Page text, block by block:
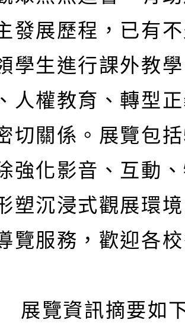
發展歷程，已有
學生進行課外教
人權教育、轉型
切關係。展覽包
強化影音、互動
塑沉浸式觀展環
覽服務，歡迎各
覽資訊摘要如